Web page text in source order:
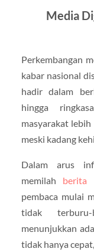
Media
Perkembangan
kabar nasional
hadir dalam
hingga
masyarakat
meski kadang
Dalam arus
memilah berita
pembaca mulai
tidak
menunjukkan
tidak hanya